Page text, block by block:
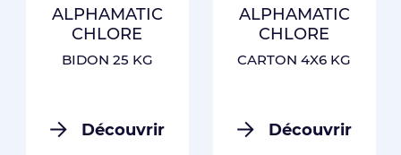
ALPHAMATIC
CHLORE
BIDON 25 KG
Découvrir
ALPHAMATIC
CHLORE
CARTON 4X6 KG
Découvrir